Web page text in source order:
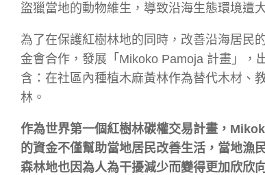
盜獵當地的動物維生，導致沿海生態環境遭
為了在保護紅樹林地的同時，改善沿海居民
金會合作，發展「Mikoko Pamoja 計畫」，
含：在社區內種植木麻黃林作為替代木材、
林。
作為世界第一個紅樹林碳權交易計畫，
的資金不僅幫助當地居民改善生活，當地漁
森林地也因為人為干擾減少而變得更加欣欣